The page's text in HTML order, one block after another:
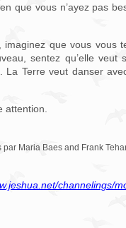
que vous n’ayez pas
imaginez que vous vous
sentez qu’elle veut
La Terre veut danser
attention.
Maria Baes and Frank
channelings/